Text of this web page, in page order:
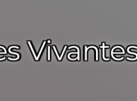
Vivantes